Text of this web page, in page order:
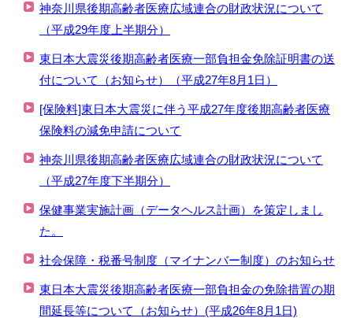
神奈川県後期高齢者医療広域連合の財政状況について
（平成29年度上半期分）
東日本大震災後期高齢者医療一部負担金免除証明書の送
付について（お知らせ）（平成27年8月1日）
[保険料]東日本大震災に伴う平成27年度後期高齢者医療
保険料の減免申請について
神奈川県後期高齢者医療広域連合の財政状況について
（平成27年度下半期分）
保健事業実施計画（データヘルス計画）を策定しまし
た。
社会保障・税番号制度（マイナンバー制度）のお知らせ
東日本大震災後期高齢者医療一部負担金の免除措置の期
間延長等について（お知らせ）(平成26年8月1日)